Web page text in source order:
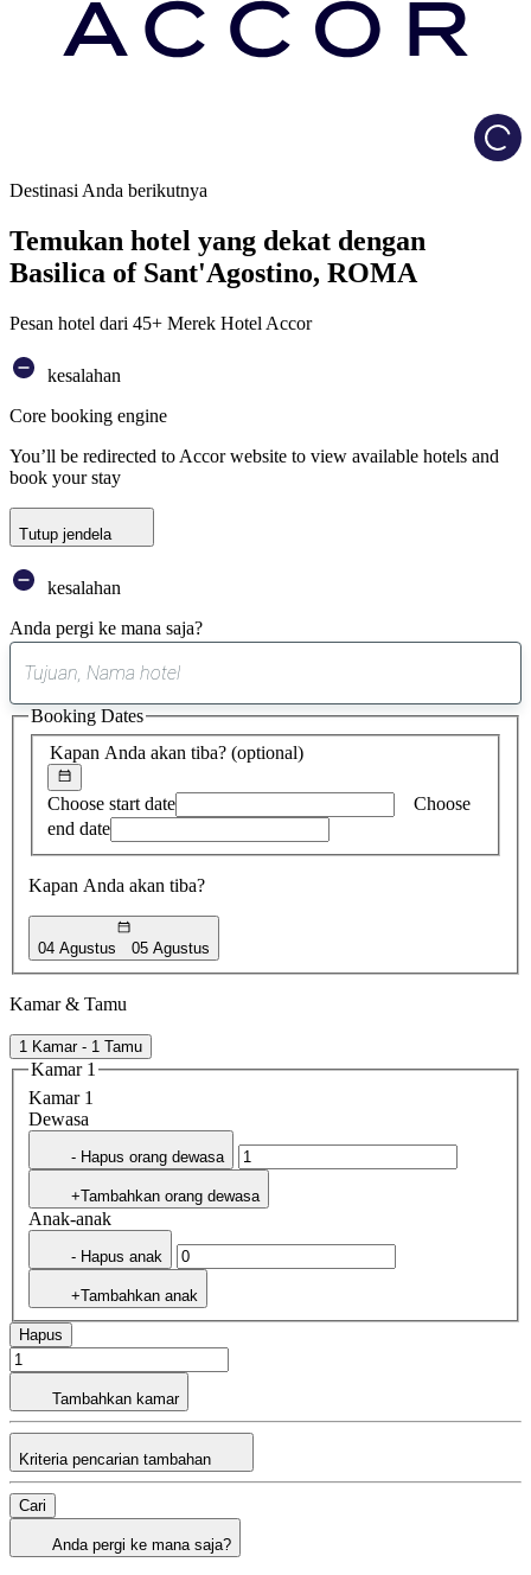
Destinasi Anda berikutnya
Temukan hotel yang dekat dengan
Basilica of Sant'Agostino, ROMA
Pesan hotel dari 45+ Merek Hotel Accor
kesalahan
Core booking engine
You’ll be redirected to Accor website to view available hotels and
book your stay
Tutup jendela
kesalahan
Anda pergi ke mana saja?
saran
ditemukan
Kapan Anda akan tiba? (optional)
Choose start date
Choose
end date
Kapan Anda akan tiba?
04 Agustus 05 Agustus
Booking Dates
Kamar & Tamu
1 Kamar - 1 Tamu
Kamar 1
Kamar 1
Dewasa
- Hapus orang dewasa
+Tambahkan orang dewasa
Anak-anak
- Hapus anak
+Tambahkan anak
Hapus
Tambahkan kamar
Kriteria pencarian tambahan
Cari
Anda pergi ke mana saja?